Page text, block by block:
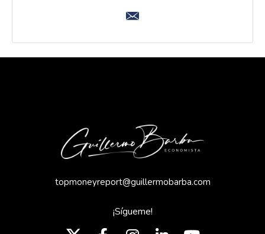
topmoneyreport@guillermobarba.com
¡Sígueme!